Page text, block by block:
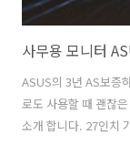
사무용 모니터
ASUS의 3년 AS보증
로도 사용할 때 괜찮
소개 합니다. 27인치